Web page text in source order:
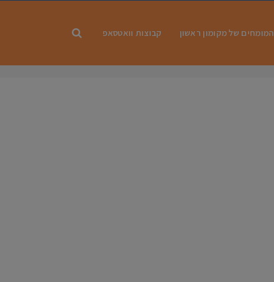
המומחים של מקומון ראשון קבוצות וואטסאפ